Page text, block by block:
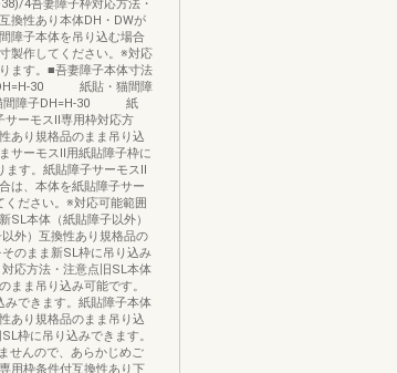
4吾妻障子枠対応方法・
換性あり本体DH・DWが
障子本体を吊り込む場合
製作してください。※対応
ます。■吾妻障子本体寸法
DH=H-30 紙貼・猫間障
猫間障子DH=H-30 紙
ーモスⅡ専用枠対応方
あり規格品のまま吊り込
サーモスⅡ用紙貼障子枠に
ます。紙貼障子サーモスⅡ
は、本体を紙貼障子サー
ください。※対応可能範囲
SL本体（紙貼障子以外）
外）互換性あり規格品の
のまま新SL枠に吊り込み
応方法・注意点旧SL本体
まま吊り込み可能です。
できます。紙貼障子本体
あり規格品のまま吊り込
枠に吊り込みできます。
せんので、あらかじめご
用枠条件付互換性あり下